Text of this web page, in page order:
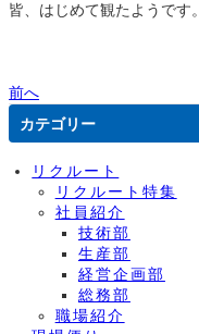
皆、はじめて観たようです。
前へ
カテゴリー
リクルート
リクルート特集
社員紹介
技術部
生産部
経営企画部
総務部
職場紹介